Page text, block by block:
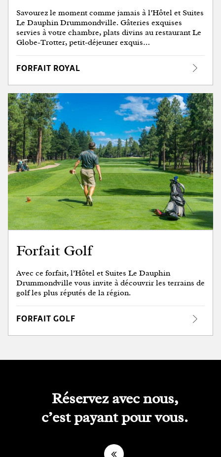
Savourez le moment comme jamais à l’Hôtel et Suites
Le Dauphin Drummondville. Gâteries exquises
servies à votre chambre, plats divins au restaurant Le
Globe-Trotter, petit-déjeuner exquis…
FORFAIT ROYAL
Forfait Golf
Avec ce forfait, l’Hôtel et Suites Le Dauphin
Drummondville vous invite à découvrir les terrains de
golf les plus réputés de la région.
FORFAIT GOLF
Réservez avec nous,
c’est payant pour vous.